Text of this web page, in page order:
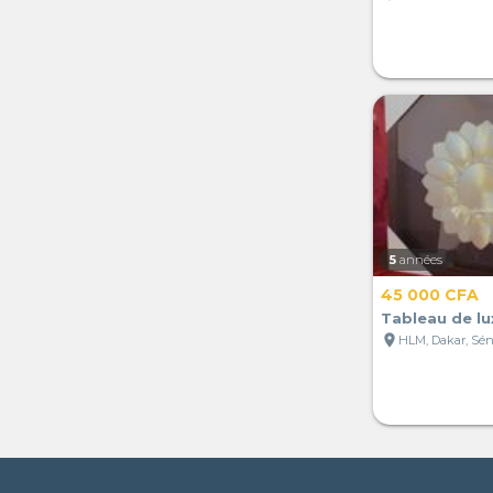
5 années
45 000 CFA
Tableau de
location_on HLM, Dakar,